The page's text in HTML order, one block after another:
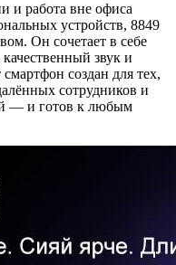
и работа вне офиса
устройств, 8849
Он сочетает в себе
звук и
создан для тех,
сотрудников и
— и готов к любым